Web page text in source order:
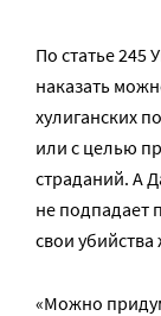
По статье 245
наказать
хулиганских
или с целью
страданий. А
не подпадает
свои убийства
«Можно